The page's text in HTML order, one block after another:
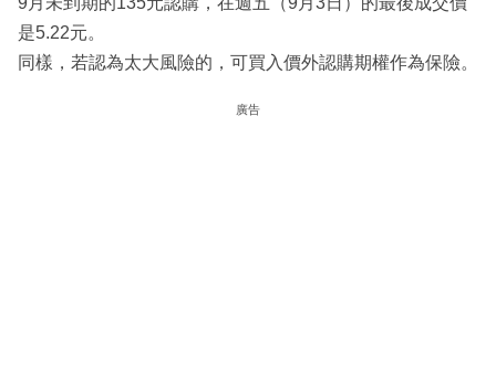
是5.22元。
同樣，若認為太大風險的，可買入價外認購期權作為保險。
廣告